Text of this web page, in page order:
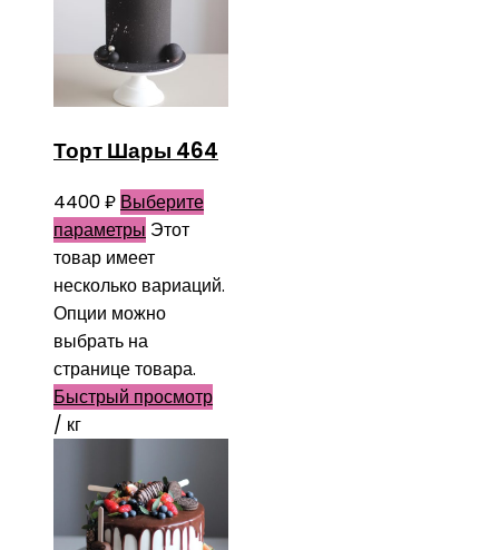
Торт Шары 464
4400₽ Выберите
параметры Этот
товар имеет
несколько вариаций.
Опции можно
выбрать на
странице товара.
Быстрый просмотр
/ кг